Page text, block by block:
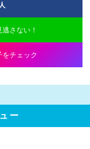
人
さない！
チェック
ー